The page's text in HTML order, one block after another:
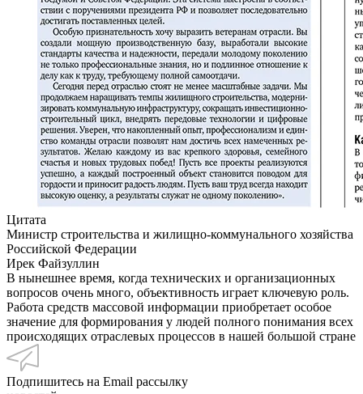
Цитата
Министр строительства и жилищно-коммунального хозяйства
Российской Федерации
Ирек Файзуллин
В нынешнее время, когда технических и организационных
вопросов очень много, объективность играет ключевую роль.
Работа средств массовой информации приобретает особое
значение для формирования у людей полного понимания всех
происходящих отраслевых процессов в нашей большой стране
Подпишитесь на Email рассылку